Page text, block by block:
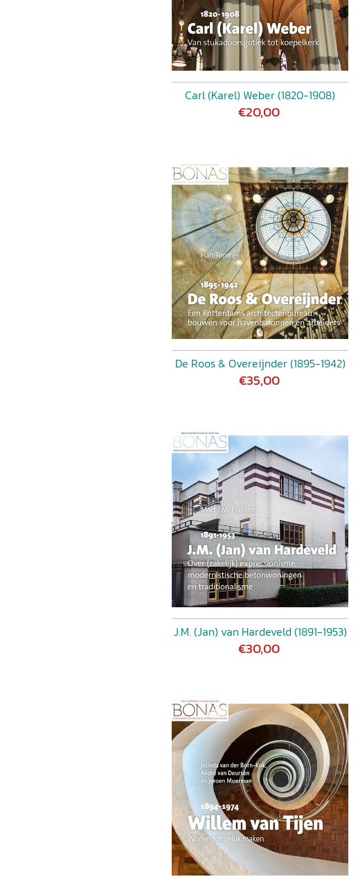
Carl (Karel) Weber (1820-1908)
€20,00
De Roos & Overeijnder (1895-1942)
€35,00
J.M. (Jan) van Hardeveld (1891-1953)
€30,00